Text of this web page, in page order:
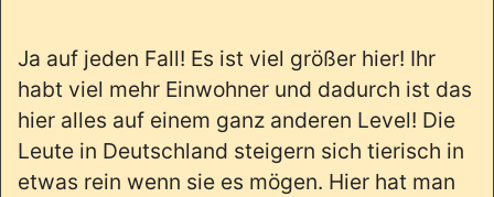
Ja auf jeden Fall! Es ist viel größer hier! Ihr
habt viel mehr Einwohner und dadurch ist das
hier alles auf einem ganz anderen Level! Die
Leute in Deutschland steigern sich tierisch in
etwas rein wenn sie es mögen. Hier hat man